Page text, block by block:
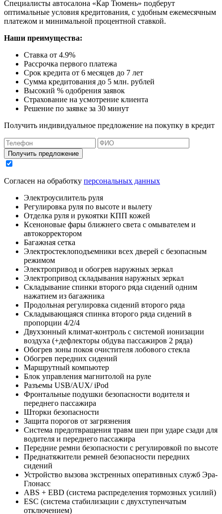
Специалисты автосалона «Кар Тюмень» подберут
оптимальные условия кредитования, с удобным ежемесячным
платежом и минимальной процентной ставкой.
Наши преимущества:
Ставка от 4.9%
Рассрочка первого платежа
Срок кредита от 6 месяцев до 7 лет
Сумма кредитования до 5 млн. рублей
Высокий % одобрения заявок
Страхование на усмотрение клиента
Решение по заявке за 30 минут
Получить индивидуальное предложение на покупку в кредит
Получить предложение
Согласен на обработку персональных данных
Электроусилитель руля
Регулировка руля по высоте и вылету
Отделка руля и рукоятки КПП кожей
Ксеноновые фары ближнего света с омывателем и
автокорректором
Багажная сетка
Электростеклоподъемники всех дверей с безопасным
режимом
Электропривод и обогрев наружных зеркал
Электропривод складывания наружных зеркал
Складывание спинки второго ряда сидений одним
нажатием из багажника
Продольная регулировка сидений второго ряда
Складывающаяся спинка второго ряда сидений в
пропорции 4/2/4
Двухзонный климат-контроль с системой ионизации
воздуха (+дефлекторы обдува пассажиров 2 ряда)
Обогрев зоны покоя очистителя лобового стекла
Обогрев передних сидений
Маршрутный компьютер
Блок управления магнитолой на руле
Разъемы USB/AUX/ iPod
Фронтальные подушки безопасности водителя и
переднего пассажира
Шторки безопасности
Защита порогов от загрязнения
Система предотвращения травм шеи при ударе сзади для
водителя и переднего пассажира
Передние ремни безопасности с регулировкой по высоте
Преднатяжители ремней безопасности передних
сидений
Устройство вызова экстренных оперативных служб Эра-
Глонасс
ABS + EBD (система распределения тормозных усилий)
ESC (cистема стабилизации с двухступенчатым
отключением)